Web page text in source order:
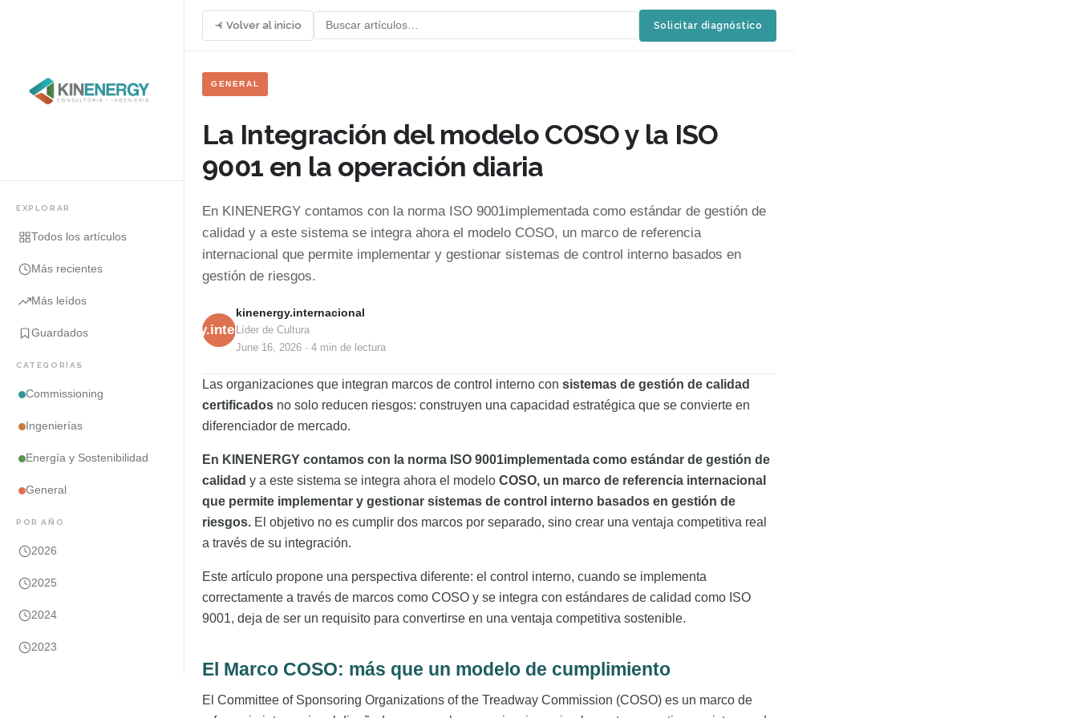
EXPLORAR
Todos los artículos
Más recientes
Más leídos
Guardados
CATEGORÍAS
Commissioning
Ingenierías
Energía y Sostenibilidad
General
POR AÑO
2026
2025
2024
2023
Volver al inicio Solicitar diagnóstico
GENERAL
La Integración del modelo COSO y la ISO
9001 en la operación diaria
En KINENERGY contamos con la norma ISO 9001implementada como estándar de gestión de
calidad y a este sistema se integra ahora el modelo COSO, un marco de referencia
internacional que permite implementar y gestionar sistemas de control interno basados en
gestión de riesgos.
kinenergy.internacional
kinenergy.internacional
Líder de Cultura
June 16, 2026 · 4 min de lectura
Las organizaciones que integran marcos de control interno con sistemas de gestión de calidad
certificados no solo reducen riesgos: construyen una capacidad estratégica que se convierte en
diferenciador de mercado.
En KINENERGY contamos con la norma ISO 9001implementada como estándar de gestión de
calidad y a este sistema se integra ahora el modelo COSO, un marco de referencia internacional
que permite implementar y gestionar sistemas de control interno basados en gestión de
riesgos. El objetivo no es cumplir dos marcos por separado, sino crear una ventaja competitiva real
a través de su integración.
Este artículo propone una perspectiva diferente: el control interno, cuando se implementa
correctamente a través de marcos como COSO y se integra con estándares de calidad como ISO
9001, deja de ser un requisito para convertirse en una ventaja competitiva sostenible.
El Marco COSO: más que un modelo de cumplimiento
El Committee of Sponsoring Organizations of the Treadway Commission (COSO) es un marco de